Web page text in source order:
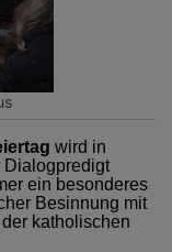
wird in
Dialogpredigt
ein besonderes
Besinnung mit
katholischen